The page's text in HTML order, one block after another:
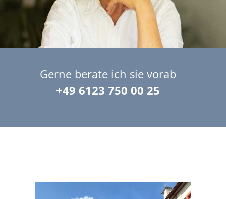
Gerne berate ich sie vorab
+49 6123 750 00 25